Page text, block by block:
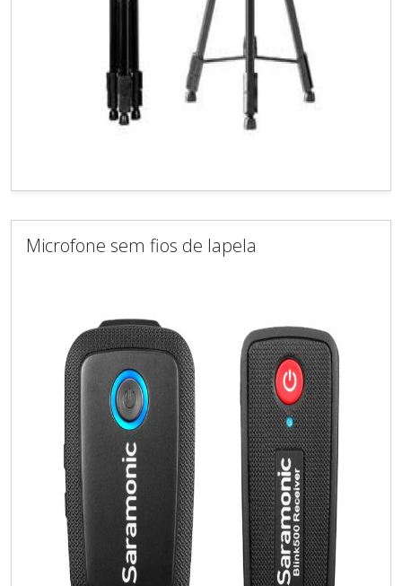
Microfone sem fios de lapela